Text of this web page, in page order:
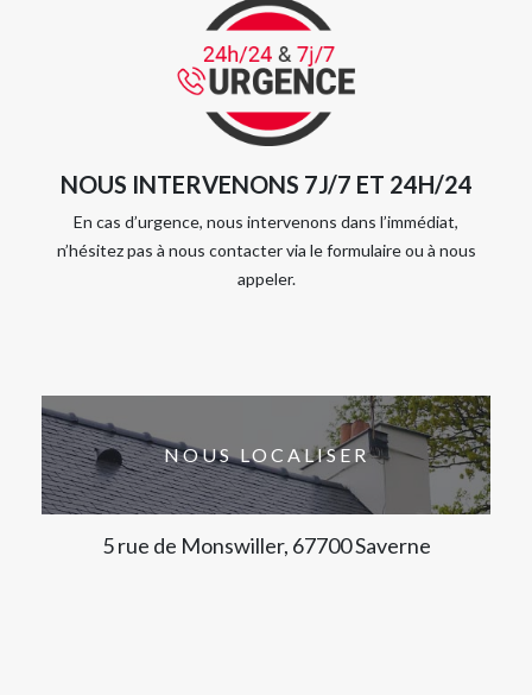
NOUS INTERVENONS 7J/7 ET 24H/24
En cas d’urgence, nous intervenons dans l’immédiat,
n’hésitez pas à nous contacter via le formulaire ou à nous
appeler.
NOUS LOCALISER
5 rue de Monswiller, 67700 Saverne